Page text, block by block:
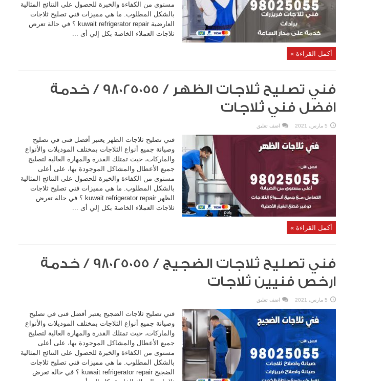
مستوى من الكفاءة والخبرة للحصول على النتائج المثالية
بالشكل المطلوب. ما هي مميزات فني تصليح ثلاجات
العارضية kuwait refrigerator repair ؟ في حالة تعرض
ثلاجات العملاء الخاصة بكل إلي أى ...
أكمل القراءة »
فني تصليح ثلاجات الظهر / 98025055 / خدمة
افضل فني ثلاجات
5 مارس، 2021 اضف تعليق
فني تصليح ثلاجات الظهر يعتبر أفضل فنى في تصليح
وصيانة جميع أنواع الثلاجات بمختلف الموديلات والأنواع
والماركات، حيث تمتلك القدرة والمهارة العالية لتصليح
جميع الأعطال والمشاكل الموجودة بها، على أعلى
مستوى من الكفاءة والخبرة للحصول على النتائج المثالية
بالشكل المطلوب. ما هي مميزات فني تصليح ثلاجات
الظهر kuwait refrigerator repair ؟ في حالة تعرض
ثلاجات العملاء الخاصة بكل إلي أى ...
أكمل القراءة »
فني تصليح ثلاجات الضجيج / 98025055 / خدمة
ارخص فنيين ثلاجات
5 مارس، 2021 اضف تعليق
فني تصليح ثلاجات الضجيج يعتبر أفضل فنى في تصليح
وصيانة جميع أنواع الثلاجات بمختلف الموديلات والأنواع
والماركات، حيث تمتلك القدرة والمهارة العالية لتصليح
جميع الأعطال والمشاكل الموجودة بها، على أعلى
مستوى من الكفاءة والخبرة للحصول على النتائج المثالية
بالشكل المطلوب. ما هي مميزات فني تصليح ثلاجات
الضجيج kuwait refrigerator repair ؟ في حالة تعرض